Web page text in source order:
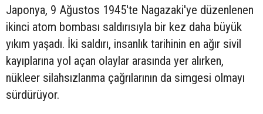
Japonya, 9 Ağustos 1945'te Nagazaki'ye düzenlenen
ikinci atom bombası saldırısıyla bir kez daha büyük
yıkım yaşadı. İki saldırı, insanlık tarihinin en ağır sivil
kayıplarına yol açan olaylar arasında yer alırken,
nükleer silahsızlanma çağrılarının da simgesi olmayı
sürdürüyor.